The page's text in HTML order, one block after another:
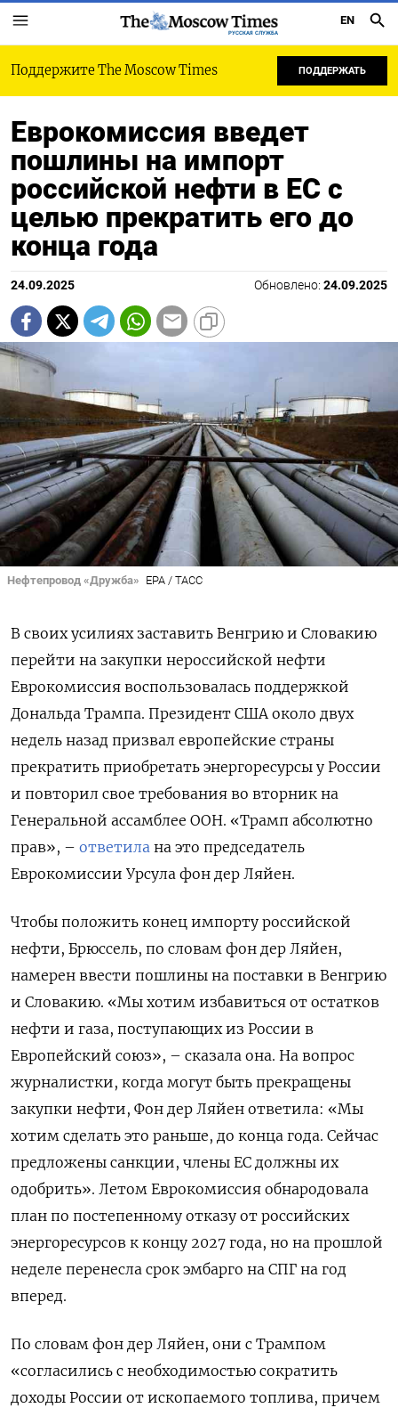
РУССКАЯ СЛУЖБА
EN
Поддержите The Moscow Times ПОДДЕРЖАТЬ
Еврокомиссия введет
пошлины на импорт
российской нефти в ЕС с
целью прекратить его до
конца года
24.09.2025 Обновлено: 24.09.2025
Нефтепровод «Дружба» EPA / ТАСС
В своих усилиях заставить Венгрию и Словакию
перейти на закупки нероссийской нефти
Еврокомиссия воспользовалась поддержкой
Дональда Трампа. Президент США около двух
недель назад призвал европейские страны
прекратить приобретать энергоресурсы у России
и повторил свое требования во вторник на
Генеральной ассамблее ООН. «Трамп абсолютно
прав», – ответила на это председатель
Еврокомиссии Урсула фон дер Ляйен.
Чтобы положить конец импорту российской
нефти, Брюссель, по словам фон дер Ляйен,
намерен ввести пошлины на поставки в Венгрию
и Словакию. «Мы хотим избавиться от остатков
нефти и газа, поступающих из России в
Европейский союз», – сказала она. На вопрос
журналистки, когда могут быть прекращены
закупки нефти, Фон дер Ляйен ответила: «Мы
хотим сделать это раньше, до конца года. Сейчас
предложены санкции, члены ЕС должны их
одобрить». Летом Еврокомиссия обнародовала
план по постепенному отказу от российских
энергоресурсов к концу 2027 года, но на прошлой
неделе перенесла срок эмбарго на СПГ на год
вперед.
По словам фон дер Ляйен, они с Трампом
«согласились с необходимостью сократить
доходы России от ископаемого топлива, причем